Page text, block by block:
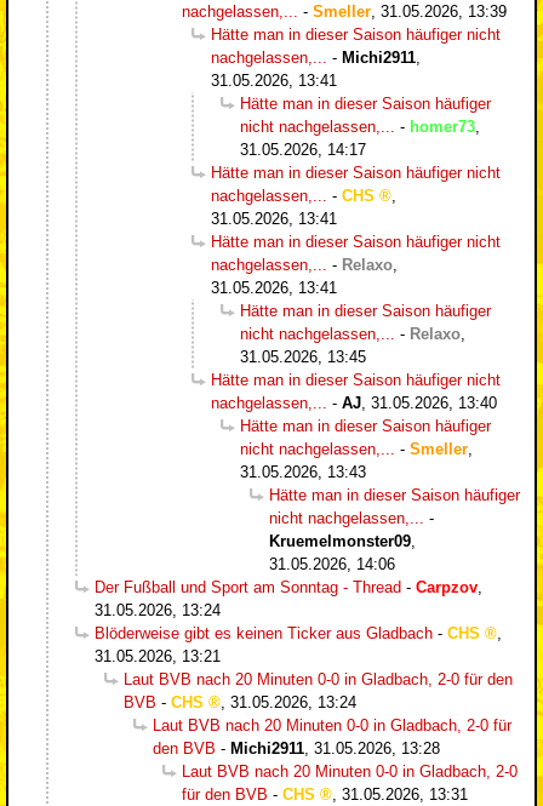
nachgelassen,...
- Smeller 31.05.2026, 13:39
Hätte man in dieser Saison häufiger nicht
nachgelassen,...
- Michi2911
31.05.2026, 13:41
Hätte man in dieser Saison häufiger
nicht nachgelassen,...
- homer73
31.05.2026, 14:17
Hätte man in dieser Saison häufiger nicht
nachgelassen,...
- CHS
31.05.2026, 13:41
Hätte man in dieser Saison häufiger nicht
nachgelassen,...
- Relaxo
31.05.2026, 13:41
Hätte man in dieser Saison häufiger
nicht nachgelassen,...
- Relaxo
31.05.2026, 13:45
Hätte man in dieser Saison häufiger nicht
nachgelassen,...
- AJ 31.05.2026, 13:40
Hätte man in dieser Saison häufiger
nicht nachgelassen,...
- Smeller
31.05.2026, 13:43
Hätte man in dieser Saison häufiger
nicht nachgelassen,...
-
Kruemelmonster09
31.05.2026, 14:06
Der Fußball und Sport am Sonntag - Thread - Carpzov
31.05.2026, 13:24
Blöderweise gibt es keinen Ticker aus Gladbach - CHS
31.05.2026, 13:21
Laut BVB nach 20 Minuten 0-0 in Gladbach, 2-0 für den
BVB - CHS
31.05.2026, 13:24
Laut BVB nach 20 Minuten 0-0 in Gladbach, 2-0 für
den BVB - Michi2911 31.05.2026, 13:28
Laut BVB nach 20 Minuten 0-0 in Gladbach, 2-0
für den BVB - CHS
31.05.2026, 13:31